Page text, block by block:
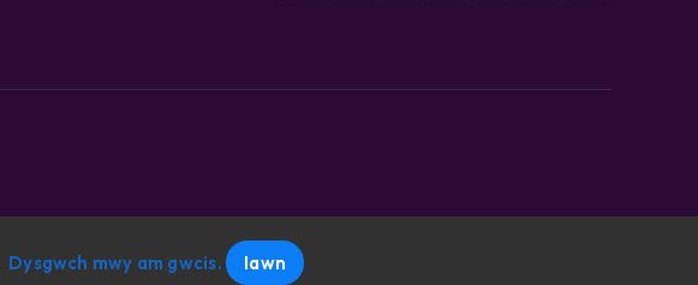
Dysgwch mwy am gwcis. Iawn